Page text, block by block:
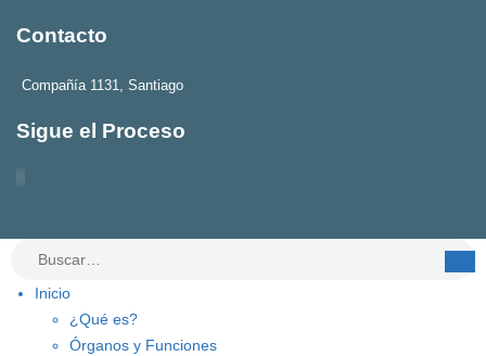
Contacto
Compañía 1131, Santiago
Sigue el Proceso
Inicio
¿Qué es?
Órganos y Funciones